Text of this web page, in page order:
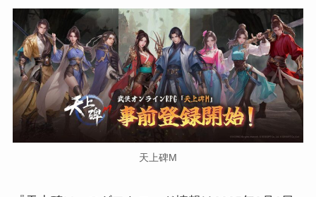
天上碑M